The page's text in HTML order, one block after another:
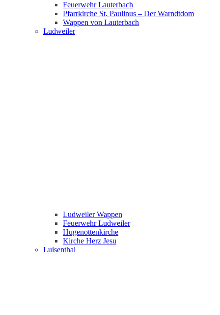
Feuerwehr Lauterbach
Pfarrkirche St. Paulinus – Der Warndtdom
Wappen von Lauterbach
Ludweiler
Ludweiler Wappen
Feuerwehr Ludweiler
Hugenottenkirche
Kirche Herz Jesu
Luisenthal